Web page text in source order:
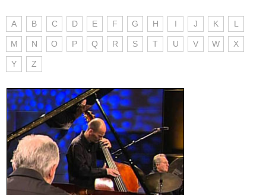
A B C D E F G H I J K L
M N O P Q R S T U V W X
Y Z